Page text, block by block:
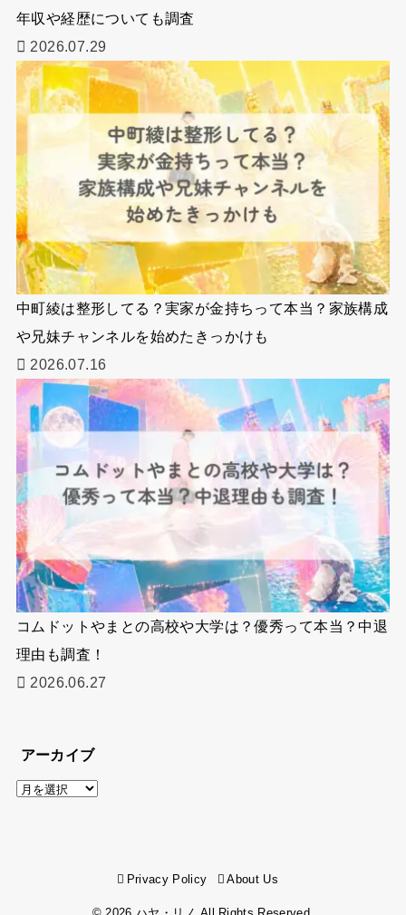
年収や経歴についても調査
2026.07.29
中町綾は整形してる？実家が金持ちって本当？家族構成
や兄妹チャンネルを始めたきっかけも
2026.07.16
コムドットやまとの高校や大学は？優秀って本当？中退
理由も調査！
2026.06.27
アーカイブ
ア
Privacy Policy About Us